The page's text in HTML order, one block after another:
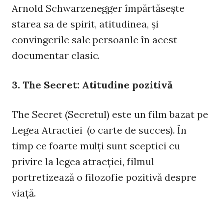
Arnold Schwarzenegger împărtăseşte
starea sa de spirit, atitudinea, şi
convingerile sale persoanle în acest
documentar clasic.
3. The Secret: Atitudine pozitivă
The Secret (Secretul) este un film bazat pe
Legea Atractiei (o carte de succes). În
timp ce foarte mulţi sunt sceptici cu
privire la legea atracţiei, filmul
portretizează o filozofie pozitivă despre
viaţă.